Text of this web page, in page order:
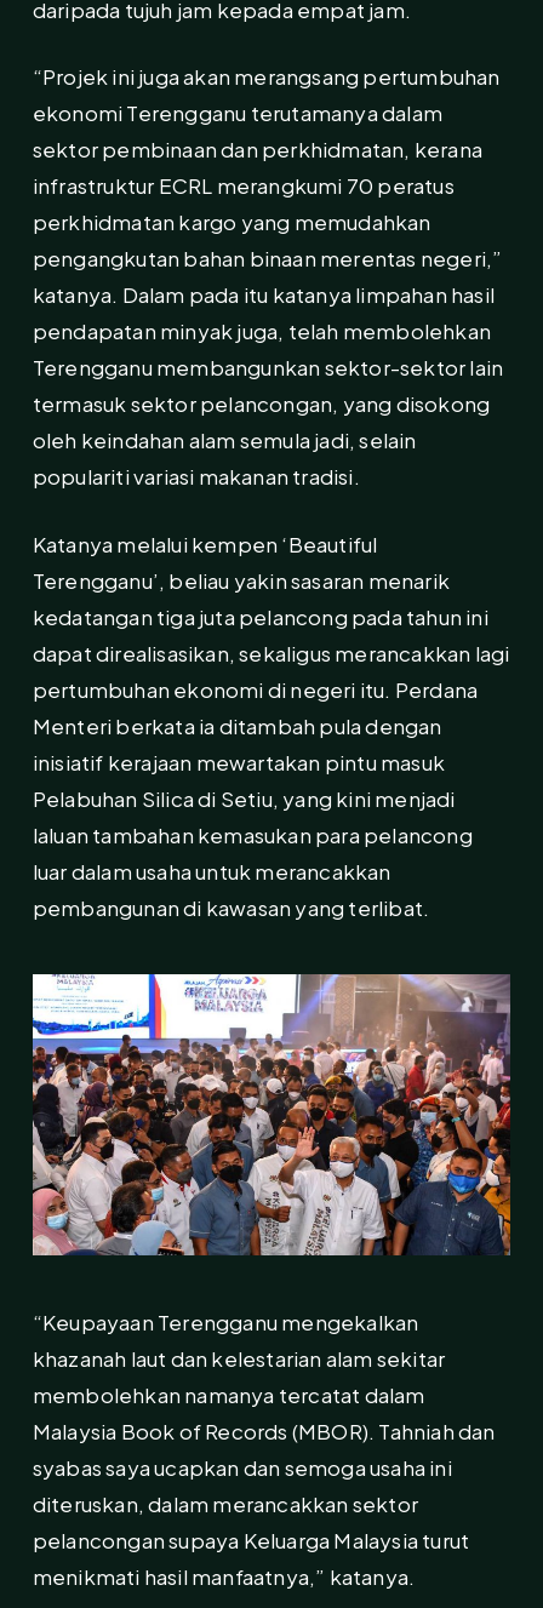
daripada tujuh jam kepada empat jam.
“Projek ini juga akan merangsang pertumbuhan
ekonomi Terengganu terutamanya dalam
sektor pembinaan dan perkhidmatan, kerana
infrastruktur ECRL merangkumi 70 peratus
perkhidmatan kargo yang memudahkan
pengangkutan bahan binaan merentas negeri,”
katanya. Dalam pada itu katanya limpahan hasil
pendapatan minyak juga, telah membolehkan
Terengganu membangunkan sektor-sektor lain
termasuk sektor pelancongan, yang disokong
oleh keindahan alam semula jadi, selain
populariti variasi makanan tradisi.
Katanya melalui kempen ‘Beautiful
Terengganu’, beliau yakin sasaran menarik
kedatangan tiga juta pelancong pada tahun ini
dapat direalisasikan, sekaligus merancakkan lagi
pertumbuhan ekonomi di negeri itu. Perdana
Menteri berkata ia ditambah pula dengan
inisiatif kerajaan mewartakan pintu masuk
Pelabuhan Silica di Setiu, yang kini menjadi
laluan tambahan kemasukan para pelancong
luar dalam usaha untuk merancakkan
pembangunan di kawasan yang terlibat.
“Keupayaan Terengganu mengekalkan
khazanah laut dan kelestarian alam sekitar
membolehkan namanya tercatat dalam
Malaysia Book of Records (MBOR). Tahniah dan
syabas saya ucapkan dan semoga usaha ini
diteruskan, dalam merancakkan sektor
pelancongan supaya Keluarga Malaysia turut
menikmati hasil manfaatnya,” katanya.